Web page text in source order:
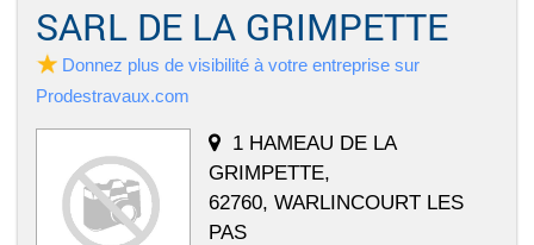
SARL DE LA GRIMPETTE
Donnez plus de visibilité à votre entreprise sur
Prodestravaux.com
1 HAMEAU DE LA
GRIMPETTE,
62760, WARLINCOURT LES
PAS